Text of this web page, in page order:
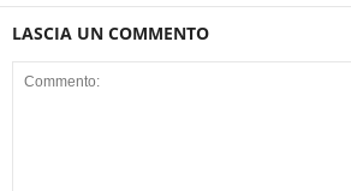
LASCIA UN COMMENTO